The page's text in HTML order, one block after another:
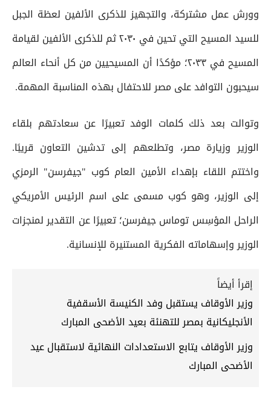
وورش عمل مشتركة، والتجهيز للذكرى الألفين لعظة الجبل
للسيد المسيح التي تحين في ٢٠٣٠ ثم للذكرى الألفين لقيامة
المسيح في ٢٠٣٣؛ مؤكدًا أن المسيحيين من كل أنحاء العالم
سيحبون التوافد على مصر للاحتفال بهذه المناسبة المهمة.
وتوالت بعد ذلك كلمات الوفد تعبيرًا عن سعادتهم بلقاء
الوزير وزيارة مصر، وتطلعهم إلى تدشين التعاون قريبًا.
واختتم اللقاء بإهداء الأمين العام كوب "جيفرسن" الرمزي
إلى الوزير، وهو كوب مسمى على اسم الرئيس الأمريكي
الراحل المؤسِس توماس جيفرسن؛ تعبيرًا عن التقدير لمنجزات
الوزير وإسهاماته الفكرية المستنيرة للإنسانية.
إقرأ أيضاً
وزير الأوقاف يستقبل وفد الكنيسة الأسقفية
الأنجليكانية بمصر للتهنئة بعيد الأضحى المبارك
وزير الأوقاف يتابع الاستعدادات النهائية لاستقبال عيد
الأضحى المبارك